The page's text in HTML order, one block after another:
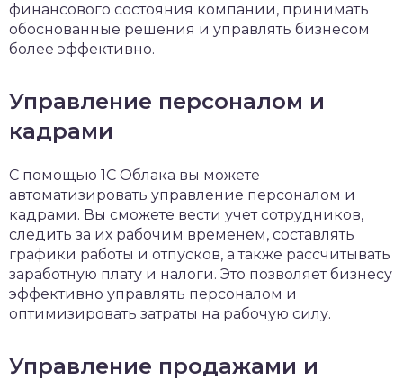
финансового состояния компании, принимать
обоснованные решения и управлять бизнесом
более эффективно.
Управление персоналом и
кадрами
С помощью 1С Облака вы можете
автоматизировать управление персоналом и
кадрами. Вы сможете вести учет сотрудников,
следить за их рабочим временем, составлять
графики работы и отпусков, а также рассчитывать
заработную плату и налоги. Это позволяет бизнесу
эффективно управлять персоналом и
оптимизировать затраты на рабочую силу.
Управление продажами и